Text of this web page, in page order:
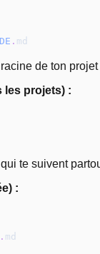
. md
de ton
les projets) :
te suivent
:
. md